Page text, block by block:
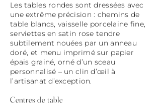
Les tables rondes sont dressées avec
une extrême précision : chemins de
table blancs, vaisselle porcelaine fine,
serviettes en satin rose tendre
subtilement nouées par un anneau
doré, et menu imprimé sur papier
épais grainé, orné d’un sceau
personnalisé – un clin d’œil à
l’artisanat d’exception.
Centres de table